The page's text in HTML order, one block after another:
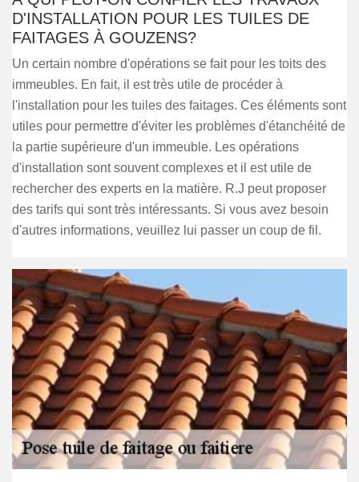
D'INSTALLATION POUR LES TUILES DE
FAITAGES À GOUZENS?
Un certain nombre d'opérations se fait pour les toits des
immeubles. En fait, il est très utile de procéder à
l'installation pour les tuiles des faitages. Ces éléments sont
utiles pour permettre d'éviter les problèmes d'étanchéité de
la partie supérieure d'un immeuble. Les opérations
d'installation sont souvent complexes et il est utile de
rechercher des experts en la matière. R.J peut proposer
des tarifs qui sont très intéressants. Si vous avez besoin
d'autres informations, veuillez lui passer un coup de fil.